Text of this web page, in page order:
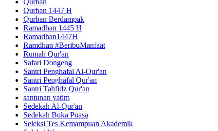
Qurban
Qurban 1447 H
Qurban Berdampak
Ramadhan 1445 H
Ramadhan1447H
Ramdhan #BeribuManfaat
Rumah Qur'an
Safari Dongeng
Santri Penghafal Al-Qur'an
Santri Penghafal Qur'an
Santri Tahfidz Qur'an
santunan yatim
Sedekah Al-Qur'an
Sedekah Buka Puasa
Seleksi Tes Kemampuan Akademik